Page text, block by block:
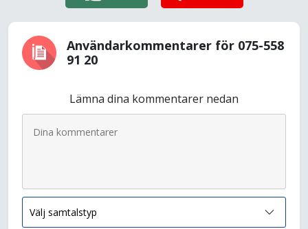
Användarkommentarer för 075-558
91 20
Lämna dina kommentarer nedan